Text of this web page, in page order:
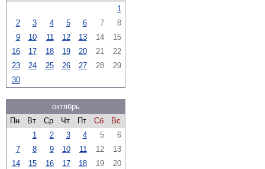
1
2
3 4 5 6 7
8
9
10 11 12 13 14
15
16
17 18 19 20 21
22
23
24 25 26 27 28
29
30
октябрь
Пн
Вт Ср Чт Пт Сб
Вс
1
2 3 4 5
6
7
8 9 10 11 12
13
14
15 16 17 18 19
20